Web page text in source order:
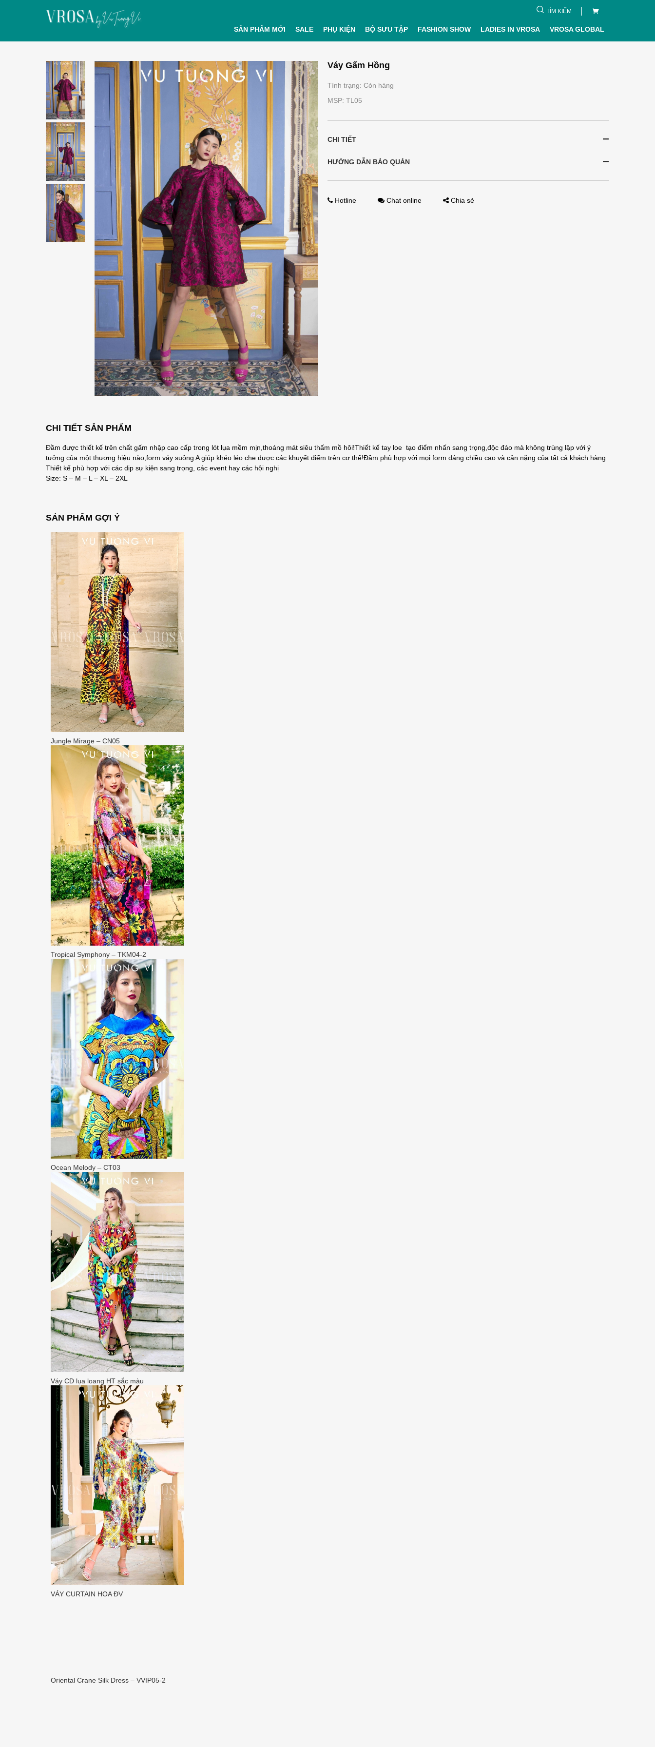
TÌM KIẾM
SẢN PHẨM MỚI SALE PHỤ KIỆN BỘ SƯU TẬP FASHION SHOW LADIES IN VROSA VROSA GLOBAL
Váy Gấm Hồng
Tình trạng: Còn hàng
MSP: TL05
CHI TIẾT
HƯỚNG DẪN BẢO QUẢN
Hotline Chat online Chia sẻ
CHI TIẾT SẢN PHẨM
Đầm được thiết kế trên chất gấm nhập cao cấp trong lót lụa mềm mịn,thoáng mát siêu thấm mồ hôi!Thiết kế tay loe tạo điểm nhấn sang trọng,độc đáo mà không trùng lặp với ý
tưởng của một thương hiệu nào,form váy suông A giúp khéo léo che được các khuyết điểm trên cơ thể!Đầm phù hợp với mọi form dáng chiều cao và cân nặng của tất cả khách hàng
Thiết kế phù hợp với các dịp sự kiện sang trọng, các event hay các hội nghị
Size: S – M – L – XL – 2XL
SẢN PHẨM GỢI Ý
Jungle Mirage – CN05
Tropical Symphony – TKM04-2
Ocean Melody – CT03
Váy CD lụa loang HT sắc màu
VÁY CURTAIN HOA ĐV